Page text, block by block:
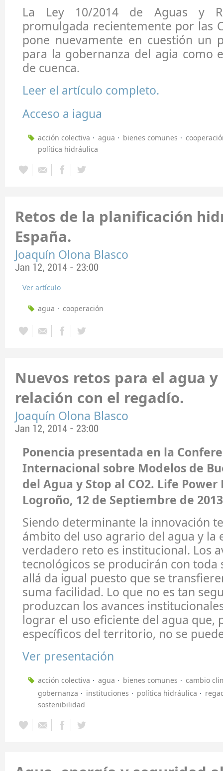
La Ley 10/2014 de Aguas y
promulgada recientemente por las
pone nuevamente en cuestión un
para la gobernanza del agia como
de cuenca.
Leer el artículo completo.
Acceso a iagua
acción colectiva agua bienes comunes
política hidráulica
Retos de la planificación
España.
Joaquín Olona Blasco
Jan 12, 2014 - 23:00
Ver artículo
agua cooperación
Nuevos retos para el agua
relación con el regadío.
Joaquín Olona Blasco
Jan 12, 2014 - 23:00
Ponencia presentada en la
Internacional sobre Modelos de
del Agua y Stop al CO2. Life Power
Logroño, 12 de Septiembre de
Siendo determinante la innovación
ámbito del uso agrario del agua y la
verdadero reto es institucional. Los
tecnológicos se producirán con toda
allá da igual puesto que se
suma facilidad. Lo que no es tan
produzcan los avances
lograr el uso eficiente del agua que,
específicos del territorio, no se
Ver presentación
acción colectiva agua bienes comunes
cambio
gobernanza
instituciones política hidráulica
sostenibilidad